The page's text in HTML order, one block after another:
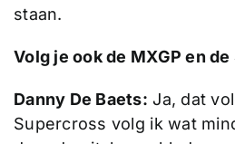
staan.
Volg je ook de MXGP en
Danny De Baets: Ja, dat
Supercross volg ik wat